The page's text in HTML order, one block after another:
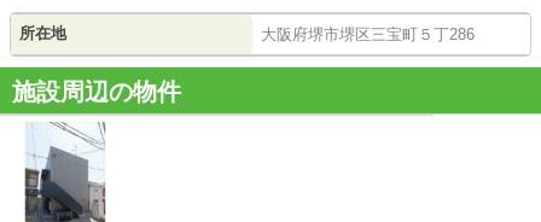
所在地 大阪府堺市堺区三宝町５丁286
施設周辺の物件